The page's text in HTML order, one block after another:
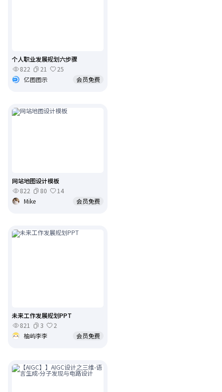
个人职业发展规划六步骤
822
21
25
亿图图示
会员免费
网站地图设计模板
822
80
14
Mike
会员免费
未来工作发展规划PPT
821
3
2
柚屿李李
会员免费